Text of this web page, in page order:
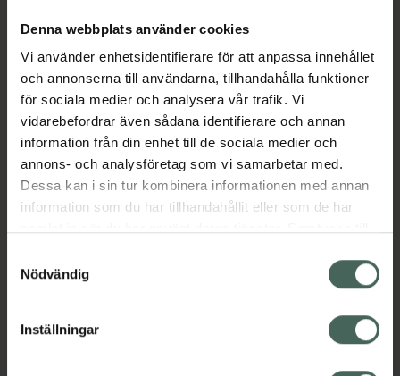
Denna webbplats använder cookies
Vi använder enhetsidentifierare för att anpassa innehållet
och annonserna till användarna, tillhandahålla funktioner
för sociala medier och analysera vår trafik. Vi
vidarebefordrar även sådana identifierare och annan
information från din enhet till de sociala medier och
annons- och analysföretag som vi samarbetar med.
Dessa kan i sin tur kombinera informationen med annan
information som du har tillhandahållit eller som de har
återkalla ditt samtycke via webbplatsens
cookieinställningar. Ett återkallat samtycke påverkar inte
lagligheten av behandling som skett innan återkallelsen.
Nödvändig
Inställningar
Beskrivning Dölj
Läs alltid bipacksedeln innan
användning.
EAN:03838989706630
Visa